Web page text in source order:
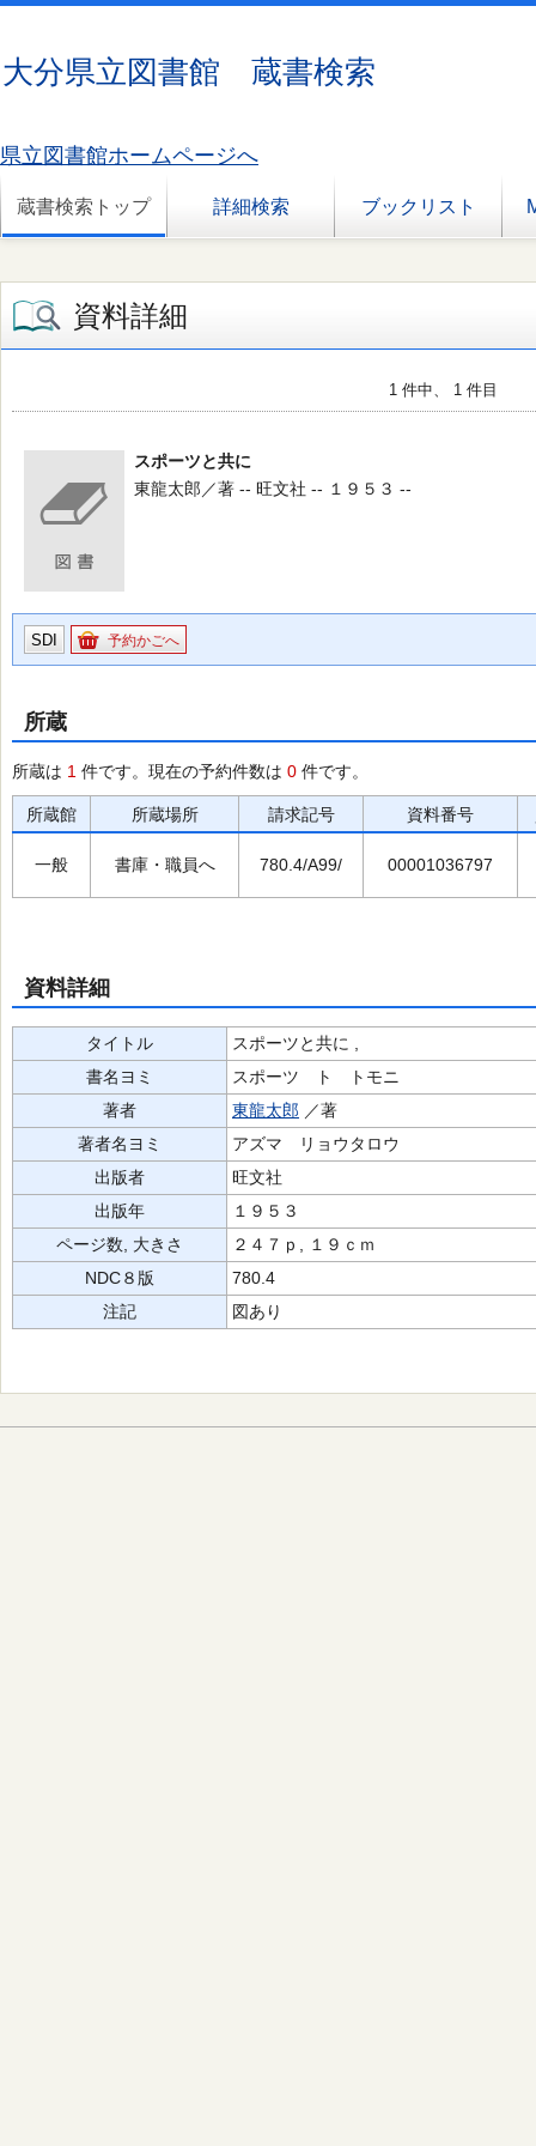
大分県立図書館 蔵書検索
県立図書館ホームページへ
蔵書検索トップ 詳細検索 ブックリスト
資料詳細
1 件中、 1 件目
スポーツと共に
東龍太郎／著 -- 旺文社 -- １９５３ --
SDI 予約かごへ
所蔵
所蔵は 1 件です。現在の予約件数は 0 件です。
所蔵館 所蔵場所 請求記号 資料番号
一般 書庫・職員へ 780.4/A99/ 00001036797
資料詳細
タイトル
スポーツと共に ,
書名ヨミ
スポーツ ト トモニ
著者
東龍太郎 ／著
著者名ヨミ
アズマ リョウタロウ
出版者
旺文社
出版年
１９５３
ページ数, 大きさ
２４７ｐ, １９ｃｍ
NDC８版
780.4
注記
図あり